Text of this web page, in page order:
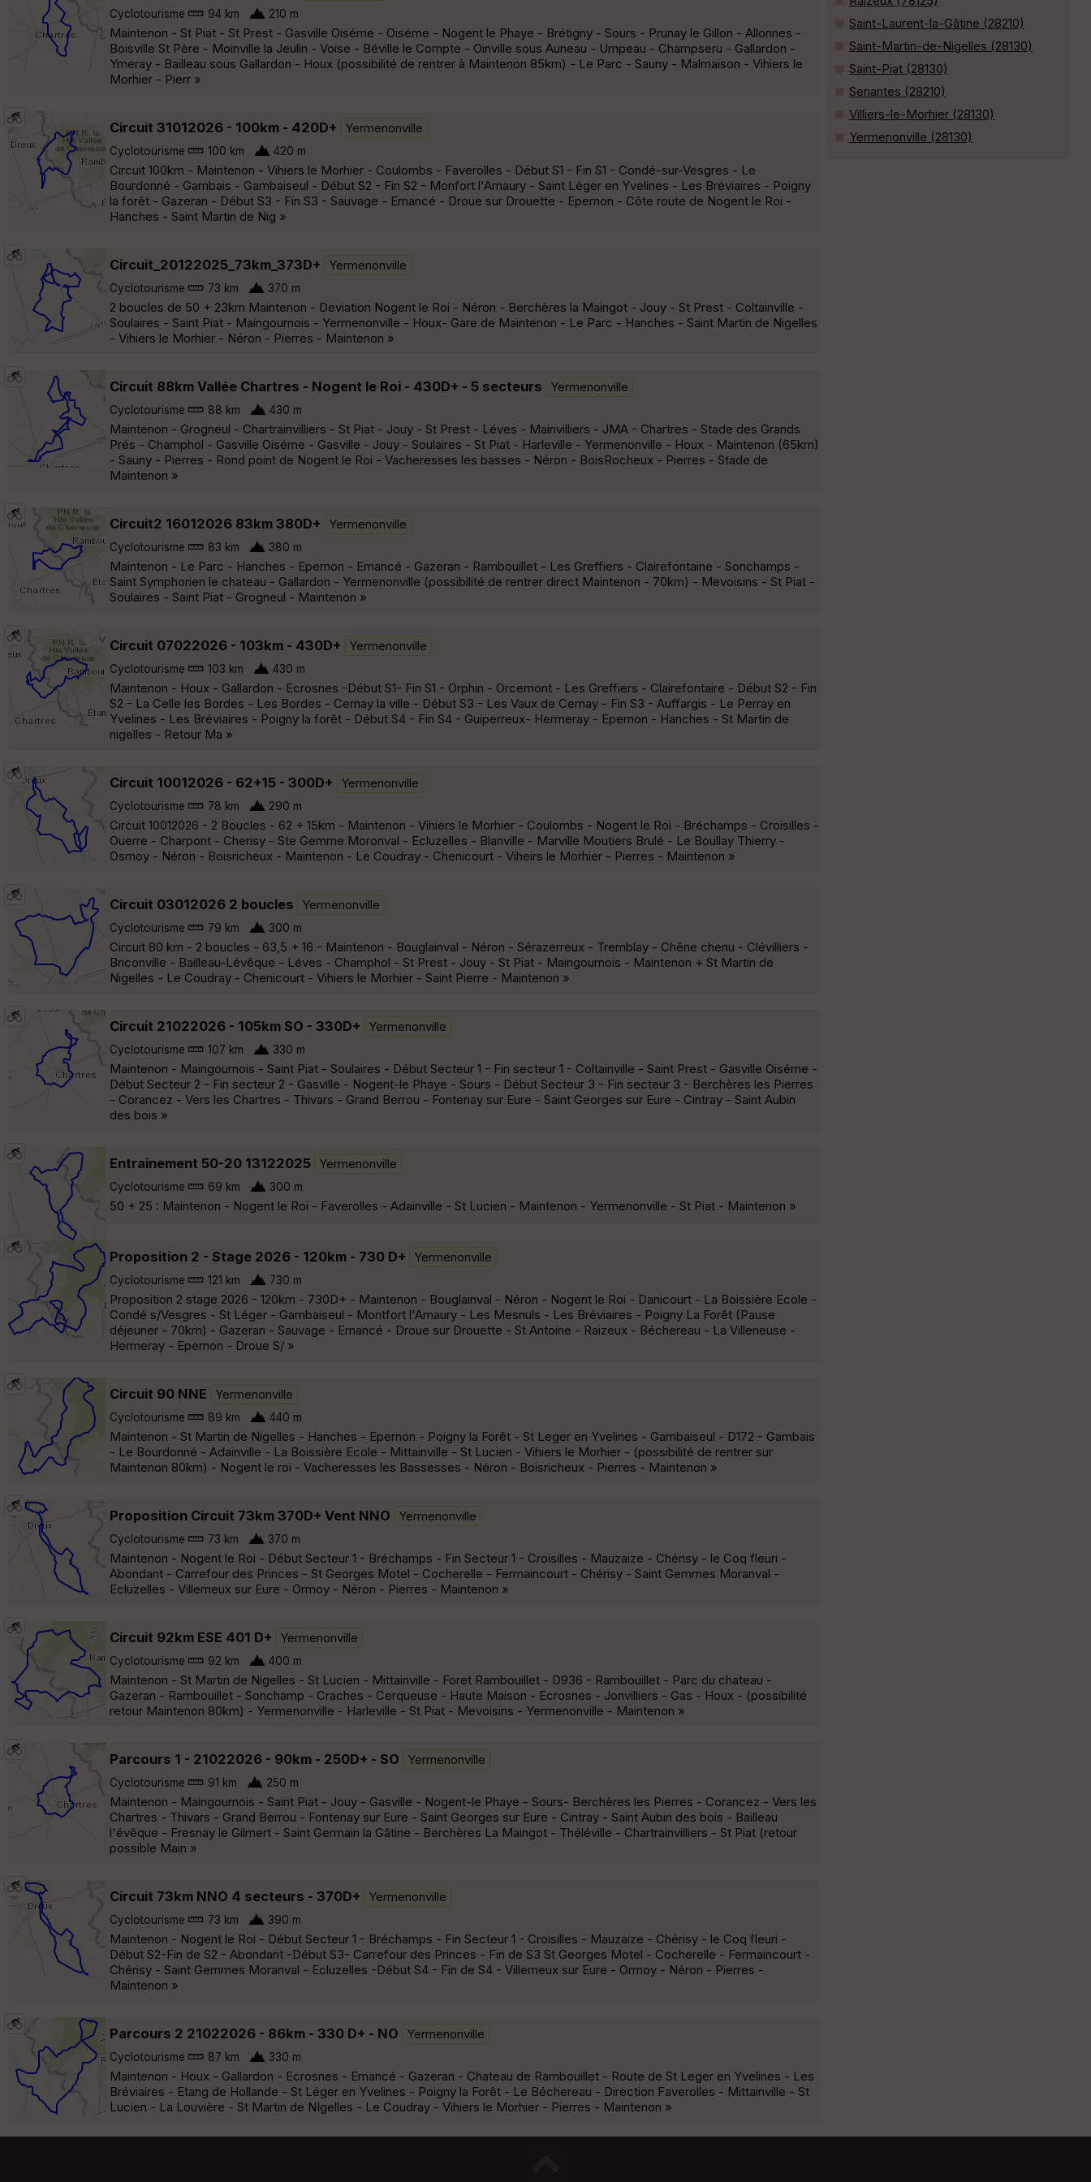
Cyclotourisme 94 km 210 m
Maintenon - St Piat - St Prest - Gasville Oiséme - Oiséme - Nogent le Phaye - Brétigny - Sours - Prunay le Gillon - Allonnes -
Boisville St Père - Moinville la Jeulin - Voise - Béville le Compte - Oinville sous Auneau - Umpeau - Champseru - Gallardon -
Ymeray - Bailleau sous Gallardon - Houx (possibilité de rentrer à Maintenon 85km) - Le Parc - Sauny - Malmaison - Vihiers le
Morhier - Pierr »
Circuit 31012026 - 100km - 420D+ Yermenonville
Cyclotourisme 100 km 420 m
Circuit 100km - Maintenon - Vihiers le Morhier - Coulombs - Faverolles - Début S1 - Fin S1 - Condé-sur-Vesgres - Le
Bourdonné - Gambais - Gambaiseul - Début S2 - Fin S2 - Monfort l'Amaury - Saint Léger en Yvelines - Les Bréviaires - Poigny
la forêt - Gazeran - Début S3 - Fin S3 - Sauvage - Emancé - Droue sur Drouette - Epernon - Côte route de Nogent le Roi -
Hanches - Saint Martin de Nig »
Circuit_20122025_73km_373D+ Yermenonville
Cyclotourisme 73 km 370 m
2 boucles de 50 + 23km Maintenon - Deviation Nogent le Roi - Néron - Berchères la Maingot - Jouy - St Prest - Coltainville -
Soulaires - Saint Piat - Maingournois - Yermenonville - Houx- Gare de Maintenon - Le Parc - Hanches - Saint Martin de Nigelles
- Vihiers le Morhier - Néron - Pierres - Maintenon »
Circuit 88km Vallée Chartres - Nogent le Roi - 430D+ - 5 secteurs Yermenonville
Cyclotourisme 88 km 430 m
Maintenon - Grogneul - Chartrainvilliers - St Piat - Jouy - St Prest - Léves - Mainvilliers - JMA - Chartres - Stade des Grands
Prés - Champhol - Gasville Oiséme - Gasville - Jouy - Soulaires - St Piat - Harleville - Yermenonville - Houx - Maintenon (65km)
- Sauny - Pierres - Rond point de Nogent le Roi - Vacheresses les basses - Néron - BoisRocheux - Pierres - Stade de
Maintenon »
Circuit2 16012026 83km 380D+ Yermenonville
Cyclotourisme 83 km 380 m
Maintenon - Le Parc - Hanches - Epernon - Emancé - Gazeran - Rambouillet - Les Greffiers - Clairefontaine - Sonchamps -
Saint Symphorien le chateau - Gallardon - Yermenonville (possibilité de rentrer direct Maintenon - 70km) - Mevoisins - St Piat -
Soulaires - Saint Piat - Grogneul - Maintenon »
Circuit 07022026 - 103km - 430D+ Yermenonville
Cyclotourisme 103 km 430 m
Maintenon - Houx - Gallardon - Ecrosnes -Début S1- Fin S1 - Orphin - Orcemont - Les Greffiers - Clairefontaire - Début S2 - Fin
S2 - La Celle les Bordes - Les Bordes - Cernay la ville - Début S3 - Les Vaux de Cernay - Fin S3 - Auffargis - Le Perray en
Yvelines - Les Bréviaires - Poigny la forêt - Début S4 - Fin S4 - Guiperreux- Hermeray - Epernon - Hanches - St Martin de
nigelles - Retour Ma »
Circuit 10012026 - 62+15 - 300D+ Yermenonville
Cyclotourisme 78 km 290 m
Circuit 10012026 - 2 Boucles - 62 + 15km - Maintenon - Vihiers le Morhier - Coulombs - Nogent le Roi - Bréchamps - Croisilles -
Ouerre - Charpont - Cherisy - Ste Gemme Moronval - Ecluzelles - Blanville - Marville Moutiers Brulé - Le Boullay Thierry -
Osmoy - Néron - Boisricheux - Maintenon - Le Coudray - Chenicourt - Viheirs le Morhier - Pierres - Maintenon »
Circuit 03012026 2 boucles Yermenonville
Cyclotourisme 79 km 300 m
Circuit 80 km - 2 boucles - 63,5 + 16 - Maintenon - Bouglainval - Néron - Sérazerreux - Tremblay - Chêne chenu - Clévilliers -
Briconville - Bailleau-Lévêque - Léves - Champhol - St Prest - Jouy - St Piat - Maingournois - Maintenon + St Martin de
Nigelles - Le Coudray - Chenicourt - Vihiers le Morhier - Saint Pierre - Maintenon »
Circuit 21022026 - 105km SO - 330D+ Yermenonville
Cyclotourisme 107 km 330 m
Maintenon - Maingournois - Saint Piat - Soulaires - Début Secteur 1 - Fin secteur 1 - Coltainville - Saint Prest - Gasville Oiséme -
Début Secteur 2 - Fin secteur 2 - Gasville - Nogent-le Phaye - Sours - Début Secteur 3 - Fin secteur 3 - Berchères les Pierres
- Corancez - Vers les Chartres - Thivars - Grand Berrou - Fontenay sur Eure - Saint Georges sur Eure - Cintray - Saint Aubin
des bois »
Entrainement 50-20 13122025 Yermenonville
Cyclotourisme 69 km 300 m
50 + 25 : Maintenon - Nogent le Roi - Faverolles - Adainville - St Lucien - Maintenon - Yermenonville - St Piat - Maintenon »
Proposition 2 - Stage 2026 - 120km - 730 D+ Yermenonville
Cyclotourisme 121 km 730 m
Proposition 2 stage 2026 - 120km - 730D+ - Maintenon - Bouglainval - Néron - Nogent le Roi - Danicourt - La Boissière Ecole -
Condé s/Vesgres - St Léger - Gambaiseul - Montfort l'Amaury - Les Mesnuls - Les Bréviaires - Poigny La Forêt (Pause
déjeuner - 70km) - Gazeran - Sauvage - Emancé - Droue sur Drouette - St Antoine - Raizeux - Béchereau - La Villeneuse -
Hermeray - Epernon - Droue S/ »
Circuit 90 NNE Yermenonville
Cyclotourisme 89 km 440 m
Maintenon - St Martin de Nigelles - Hanches - Epernon - Poigny la Forêt - St Leger en Yvelines - Gambaiseul - D172 - Gambais
- Le Bourdonné - Adainville - La Boissière Ecole - Mittainville - St Lucien - Vihiers le Morhier - (possibilité de rentrer sur
Maintenon 80km) - Nogent le roi - Vacheresses les Bassesses - Néron - Boisricheux - Pierres - Maintenon »
Proposition Circuit 73km 370D+ Vent NNO Yermenonville
Cyclotourisme 73 km 370 m
Maintenon - Nogent le Roi - Début Secteur 1 - Bréchamps - Fin Secteur 1 - Croisilles - Mauzaize - Chérisy - le Coq fleuri -
Abondant - Carrefour des Princes - St Georges Motel - Cocherelle - Fermaincourt - Chérisy - Saint Gemmes Moranval -
Ecluzelles - Villemeux sur Eure - Ormoy - Néron - Pierres - Maintenon »
Circuit 92km ESE 401 D+ Yermenonville
Cyclotourisme 92 km 400 m
Maintenon - St Martin de Nigelles - St Lucien - Mittainville - Foret Rambouillet - D936 - Rambouillet - Parc du chateau -
Gazeran - Rambouillet - Sonchamp - Craches - Cerqueuse - Haute Maison - Ecrosnes - Jonvilliers - Gas - Houx - (possibilité
retour Maintenon 80km) - Yermenonville - Harleville - St Piat - Mevoisins - Yermenonville - Maintenon »
Parcours 1 - 21022026 - 90km - 250D+ - SO Yermenonville
Cyclotourisme 91 km 250 m
Maintenon - Maingournois - Saint Piat - Jouy - Gasville - Nogent-le Phaye - Sours- Berchères les Pierres - Corancez - Vers les
Chartres - Thivars - Grand Berrou - Fontenay sur Eure - Saint Georges sur Eure - Cintray - Saint Aubin des bois - Bailleau
l'évêque - Fresnay le Gilmert - Saint Germain la Gâtine - Berchères La Maingot - Théléville - Chartrainvilliers - St Piat (retour
possible Main »
Circuit 73km NNO 4 secteurs - 370D+ Yermenonville
Cyclotourisme 73 km 390 m
Maintenon - Nogent le Roi - Début Secteur 1 - Bréchamps - Fin Secteur 1 - Croisilles - Mauzaize - Chérisy - le Coq fleuri -
Début S2-Fin de S2 - Abondant -Début S3- Carrefour des Princes - Fin de S3 St Georges Motel - Cocherelle - Fermaincourt -
Chérisy - Saint Gemmes Moranval - Ecluzelles -Début S4 - Fin de S4 - Villemeux sur Eure - Ormoy - Néron - Pierres -
Maintenon »
Parcours 2 21022026 - 86km - 330 D+ - NO Yermenonville
Cyclotourisme 87 km 330 m
Maintenon - Houx - Gallardon - Ecrosnes - Emancé - Gazeran - Chateau de Rambouillet - Route de St Leger en Yvelines - Les
Bréviaires - Etang de Hollande - St Léger en Yvelines - Poigny la Forêt - Le Béchereau - Direction Faverolles - Mittainville - St
Lucien - La Louvière - St Martin de NIgelles - Le Coudray - Vihiers le Morhier - Pierres - Maintenon »
Saint-Laurent-la-Gâtine (28210)
Saint-Martin-de-Nigelles (28130)
Saint-Piat (28130)
Senantes (28210)
Villiers-le-Morhier (28130)
Yermenonville (28130)